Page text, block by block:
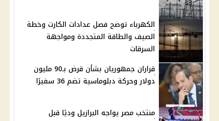
الكهرباء توضح فصل عدادات الكارت وخطة
الصيف والطاقة المتجددة ومواجهة
السرقات
قراران جمهوريان بشأن قرض بـ90 مليون
دولار وحركة دبلوماسية تضم 36 سفيرًا
منتخب مصر يواجه البرازيل وديًا قبل